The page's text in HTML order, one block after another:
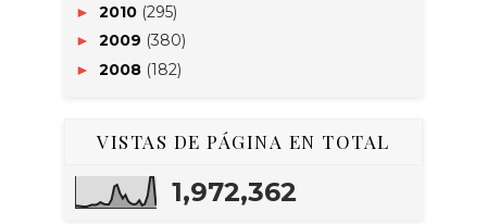
► 2010 (295)
► 2009 (380)
► 2008 (182)
VISTAS DE PÁGINA EN TOTAL
1,972,362